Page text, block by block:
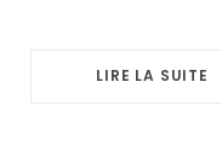
LIRE LA SUITE